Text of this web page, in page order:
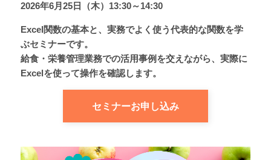
2026年6月25日（木）13:30～14:30
Excel関数の基本と、実務でよく使う代表的な関数を学
ぶセミナーです。
給食・栄養管理業務での活用事例を交えながら、実際に
Excelを使って操作を確認します。
セミナーお申し込み